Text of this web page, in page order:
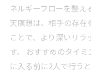
ネルギーフローを整え
天瞑想は、相手の存在
ことで、より深いリ
す。 おすすめのタイ
に入る前に2人で行う